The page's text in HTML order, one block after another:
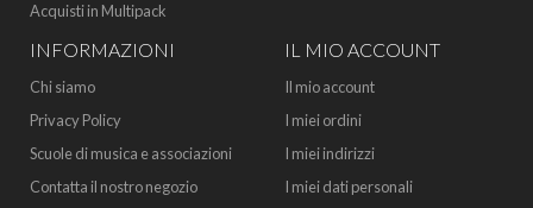
Acquisti in Multipack
INFORMAZIONI
Chi siamo
Privacy Policy
Scuole di musica e associazioni
Contatta il nostro negozio
IL MIO ACCOUNT
Il mio account
I miei ordini
I miei indirizzi
I miei dati personali